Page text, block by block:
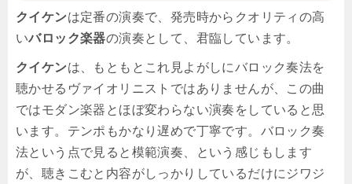
クイケンは定番の演奏で、発売時からクオリティの高
いバロック楽器の演奏として、君臨しています。
クイケンは、もともとこれ見よがしにバロック奏法を
聴かせるヴァイオリニストではありませんが、この曲
ではモダン楽器とほぼ変わらない演奏をしていると思
います。テンポもかなり遅めで丁寧です。バロック奏
法という点で見ると模範演奏、という感じもします
が、聴きこむと内容がしっかりしているだけにジワジ